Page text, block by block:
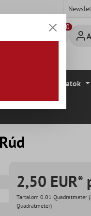
Padlóburkolatok
2,50 EUR*
Tartalom 0.01 Quadratmeter
Quadratmeter)